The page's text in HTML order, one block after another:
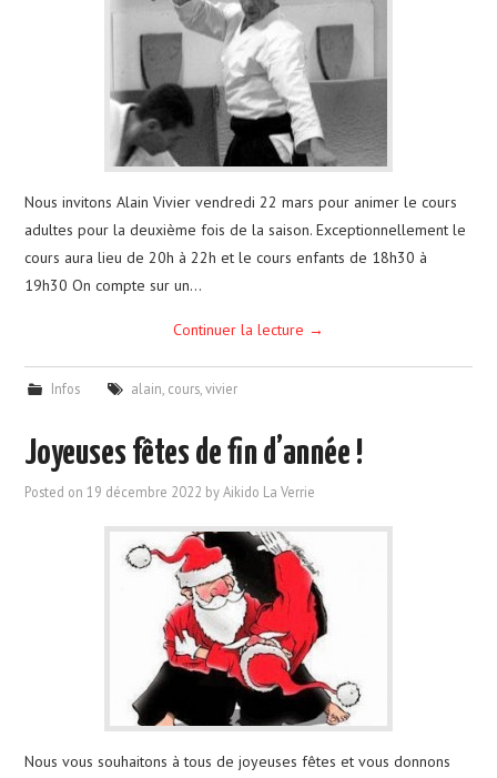
NOUS CONTACTER
Nous invitons Alain Vivier vendredi 22 mars pour animer le cours
adultes pour la deuxième fois de la saison. Exceptionnellement le
cours aura lieu de 20h à 22h et le cours enfants de 18h30 à
19h30 On compte sur un…
Continuer la lecture →
Infos alain, cours,vivier
Joyeuses fêtes de fin d’année !
Posted on19 décembre 2022 byAikido La Verrie
Nous vous souhaitons à tous de joyeuses fêtes et vous donnons